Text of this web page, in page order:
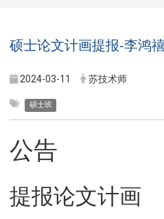
硕士论文计画提报-李鸿
2024-03-11 苏技术师
硕士班
公告
提报论文计画